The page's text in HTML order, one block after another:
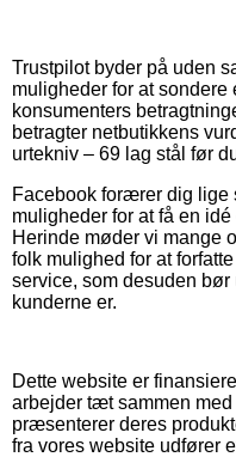
Trustpilot byder på uden
muligheder for at
konsumenters
betragter netbutikkens
urtekniv – 69 lag stål før
Facebook forærer dig lige
muligheder for at få en
Herinde møder vi mange
folk mulighed for at
service, som desuden
kunderne er.
Dette website er
arbejder tæt sammen
præsenterer deres
fra vores website udfører